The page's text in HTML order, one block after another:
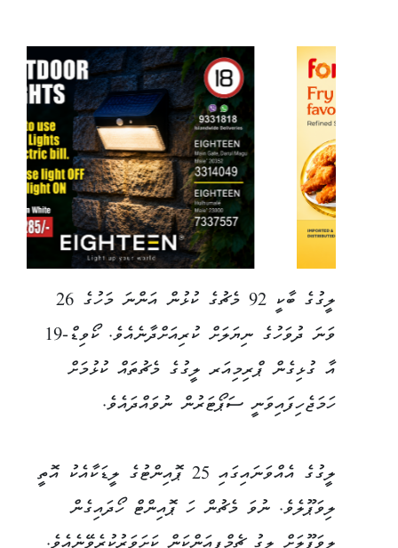
ލީގުގެ ބާކީ 92 މެޗުގެ ކުޅުން އަންނަ މަހުގެ 26
ވަނަ ދުވަހުގެ ނިޔަލަށް ކުރިއަށްދާނެއެވެ. ކޯވިޑް-19
އާ ގުޅިގެން ޕްރިމިއަރ ލީގުގެ މެޗުތައް ކުޅުމަށް
ހަމަޖެހިފައިވަނީ ސަޕޯޓަރުން ނުވައްދައެވެ.
ލީގުގެ އެއްވަނައިގައި 25 ޕޮއިންޓުގެ ލީޑަކާއެކު އޮތީ
ލިވަޕޫލެވެ. ނުވަ މެޗުން ހަ ޕޮއިންޓް ހޯދައިގެން